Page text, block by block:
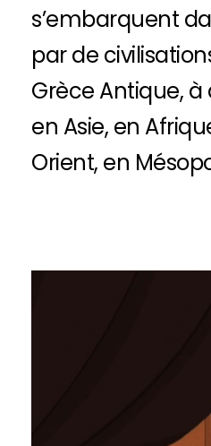
s’embarquent
par de
Grèce Antique,
en Asie, en
Orient, en